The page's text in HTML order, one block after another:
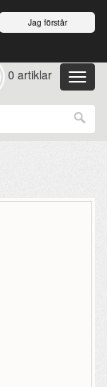
Jag förstår
0 artiklar